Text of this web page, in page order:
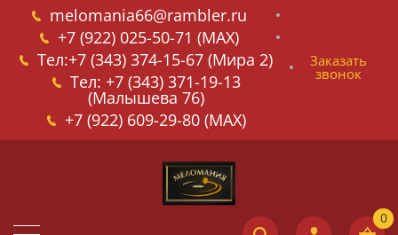
melomania66@rambler.ru
+7 (922) 025-50-71 (MAX)
Тел:+7 (343) 374-15-67 (Мира 2)
Тел: +7 (343) 371-19-13
(Малышева 76)
+7 (922) 609-29-80 (MAX)
Заказать
звонок